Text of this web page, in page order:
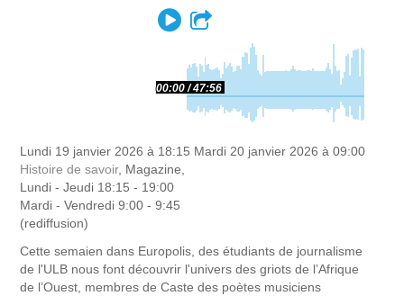
Play
00:00 47:56
Lundi 19 janvier 2026 à 18:15 Mardi 20 janvier 2026 à 09:00
Histoire de savoir, Magazine,
Lundi - Jeudi 18:15 - 19:00
Mardi - Vendredi 9:00 - 9:45
(rediffusion)
Cette semaien dans Europolis, des étudiants de journalisme
de l'ULB nous font découvrir l'univers des griots de l’Afrique
de l’Ouest, membres de Caste des poètes musiciens